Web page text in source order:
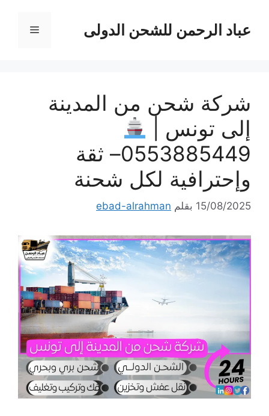
المحتوىعباد الرحمن للشحن الدولى القائمة
شركة شحن من المدينة
إلى تونس |
0553885449– ثقة
وإحترافية لكل شحنة
15/08/2025 بقلم ebad-alrahman